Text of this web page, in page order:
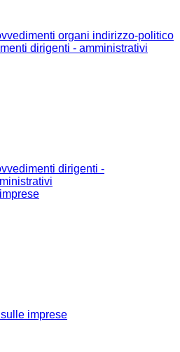
organi indirizzo-politico
dirigenti - amministrativi
dirigenti -
imprese